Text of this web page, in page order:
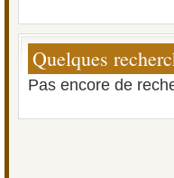
Quelques
Pas encore de